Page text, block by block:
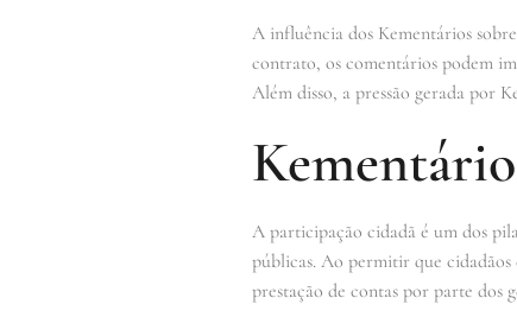
A influência dos Kementários
contrato, os comentários podem
Além disso, a pressão gerada por
A participação cidadã é um dos
públicas. Ao permitir que cidadãos
prestação de contas por parte dos